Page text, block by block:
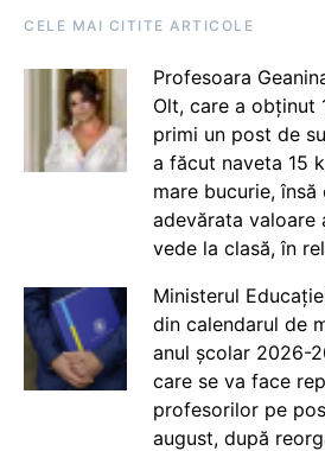
CELE MAI CITITE ARTICOLE
Profesoara
Olt, care a obținut
primi un post de
a făcut naveta 15
mare bucurie, însă
adevărata valoare
vede la clasă, în
Ministerul
din calendarul de
anul școlar 2026-
care se va face
profesorilor pe
august, după